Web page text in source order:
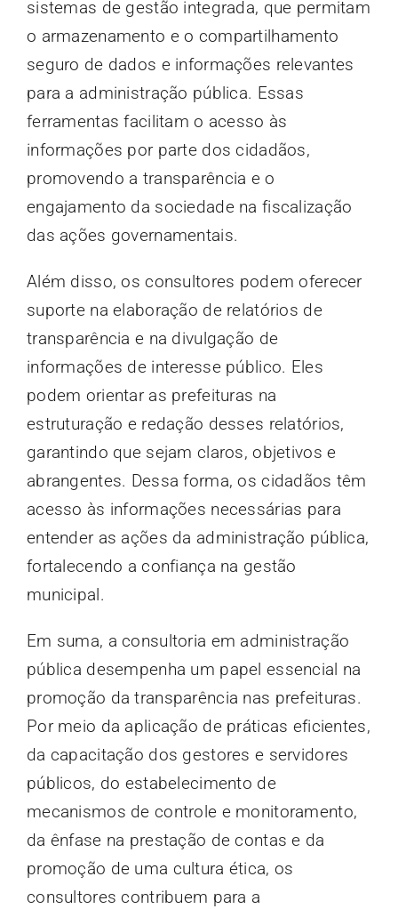
sistemas de gestão integrada, que permitam
o armazenamento e o compartilhamento
seguro de dados e informações relevantes
para a administração pública. Essas
ferramentas facilitam o acesso às
informações por parte dos cidadãos,
promovendo a transparência e o
engajamento da sociedade na fiscalização
das ações governamentais.
Além disso, os consultores podem oferecer
suporte na elaboração de relatórios de
transparência e na divulgação de
informações de interesse público. Eles
podem orientar as prefeituras na
estruturação e redação desses relatórios,
garantindo que sejam claros, objetivos e
abrangentes. Dessa forma, os cidadãos têm
acesso às informações necessárias para
entender as ações da administração pública,
fortalecendo a confiança na gestão
municipal.
Em suma, a consultoria em administração
pública desempenha um papel essencial na
promoção da transparência nas prefeituras.
Por meio da aplicação de práticas eficientes,
da capacitação dos gestores e servidores
públicos, do estabelecimento de
mecanismos de controle e monitoramento,
da ênfase na prestação de contas e da
promoção de uma cultura ética, os
consultores contribuem para a